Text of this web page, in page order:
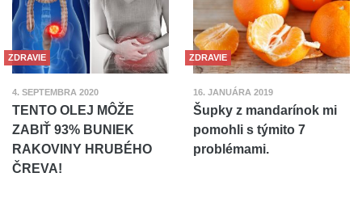
ZDRAVIE
4. SEPTEMBRA 2020
TENTO OLEJ MÔŽE
ZABIŤ 93% BUNIEK
RAKOVINY HRUBÉHO
ČREVA!
ZDRAVIE
16. JANUÁRA 2019
Šupky z mandarínok mi
pomohli s týmito 7
problémami.